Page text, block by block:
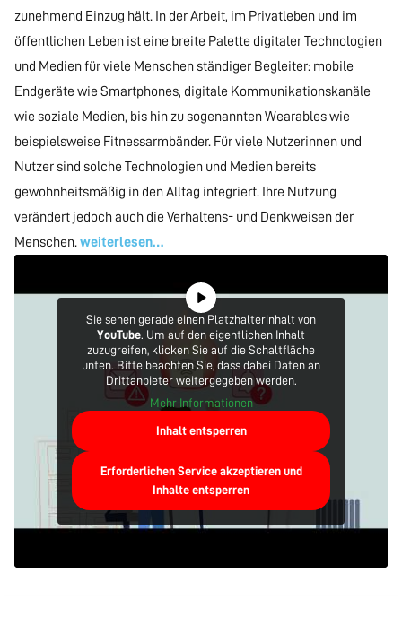
zunehmend Einzug hält. In der Arbeit, im Privatleben und im
öffentlichen Leben ist eine breite Palette digitaler Technologien
und Medien für viele Menschen ständiger Begleiter: mobile
Endgeräte wie Smartphones, digitale Kommunikationskanäle
wie soziale Medien, bis hin zu sogenannten Wearables wie
beispielsweise Fitnessarmbänder. Für viele Nutzerinnen und
Nutzer sind solche Technologien und Medien bereits
gewohnheitsmäßig in den Alltag integriert. Ihre Nutzung
verändert jedoch auch die Verhaltens- und Denkweisen der
Menschen.weiterlesen…
Sie sehen gerade einen Platzhalterinhalt von
YouTube. Um auf den eigentlichen Inhalt
zuzugreifen, klicken Sie auf die Schaltfläche
unten. Bitte beachten Sie, dass dabei Daten an
Drittanbieter weitergegeben werden.
Mehr Informationen
Inhalt entsperren
Erforderlichen Service akzeptieren und
Inhalte entsperren